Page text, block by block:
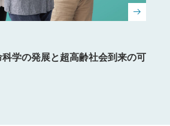
来の可
海で繋がる世界を舞台に、日
活躍